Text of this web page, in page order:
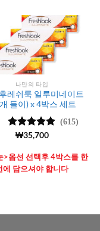
나만의 타입
레쉬룩 일루미네이트
들이) x 4박스 세트
5 중에서
(615)
₩35,700
>옵션 선택후 4박스를 한
에 담으셔야 합니다